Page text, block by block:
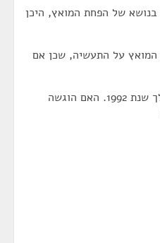
של הפחת המואץ, היכן
1992 את הפחת המואץ על התעשיה, שכן אם
על הדעת שיחליטו על כך במחלך שנת 1992. האם הוגשה